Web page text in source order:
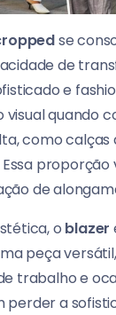
se
de
e
quando
como calças
de
o blazer
peça
trabalho e
perder a